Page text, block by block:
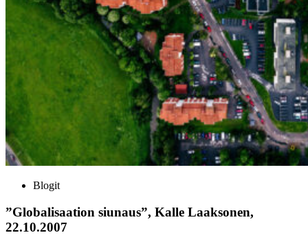
Blogit
”Globalisaation siunaus”, Kalle Laaksonen,
22.10.2007